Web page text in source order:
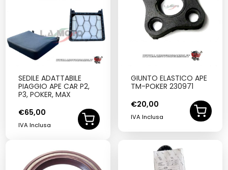
SEDILE ADATTABILE
PIAGGIO APE CAR P2,
P3, POKER, MAX
€65,00
IVA Inclusa
GIUNTO ELASTICO APE
TM-POKER 230971
€20,00
IVA Inclusa